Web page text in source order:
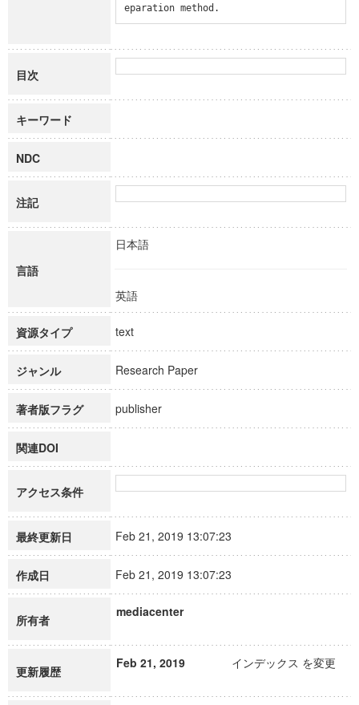
eparation method.
目次
キーワード
NDC
注記
言語
日本語
英語
資源タイプ text
ジャンル Research Paper
著者版フラグ publisher
関連DOI
アクセス条件
最終更新日 Feb 21, 2019 13:07:23
作成日 Feb 21, 2019 13:07:23
所有者
mediacenter
更新履歴
Feb 21, 2019 インデックス を変更